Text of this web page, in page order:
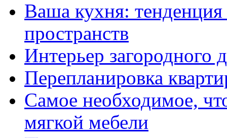
Ваша кухня:
пространств
Интерьер загородного
Перепланировка
Самое необходимое,
мягкой мебели